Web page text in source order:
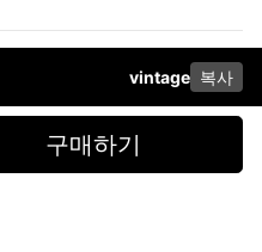
vintage 복사
구매하기
리방침사업자 정보다운로드
페이스북